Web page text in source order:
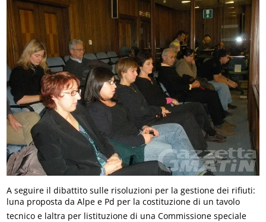
A seguire il dibattito sulle risoluzioni per la gestione dei rifiuti:
luna proposta da Alpe e Pd per la costituzione di un tavolo
tecnico e laltra per listituzione di una Commissione speciale